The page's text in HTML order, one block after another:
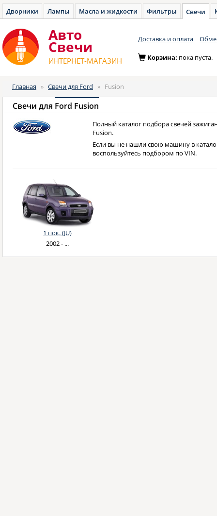
Дворники Лампы Масла и жидкости Фильтры Свечи
Авто
Cвечи
ИНТЕРНЕТ-МАГАЗИН
Доставка и оплата
Корзина: пока пуста.
Главная » Свечи для Ford » Fusion
Свечи для Ford Fusion
Полный каталог подбора свечей
Fusion.
Если вы не нашли свою машину в
воспользуйтесь подбором по VIN.
1 пок. (JU)
2002 - ...